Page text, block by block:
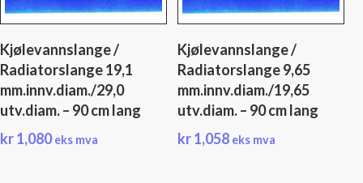
Kjølevannslange /
Radiatorslange 19,1
mm.innv.diam./29,0
utv.diam. – 90 cm lang
kr1,080 eks mva
Kjølevannslange /
Radiatorslange 9,65
mm.innv.diam./19,65
utv.diam. – 90 cm lang
kr1,058 eks mva